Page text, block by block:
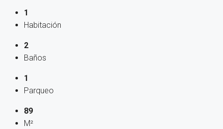
1
Habitación
2
Baños
1
Parqueo
89
M²